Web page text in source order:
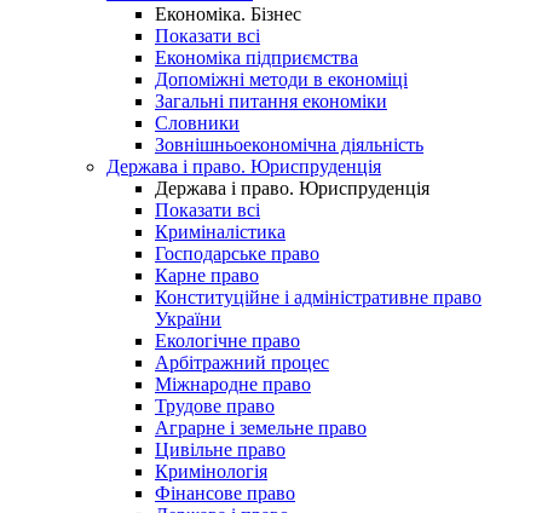
Економіка. Бізнес
Показати всі
Економіка підприємства
Допоміжні методи в економіці
Загальні питання економіки
Словники
Зовнішньоекономічна діяльність
Держава і право. Юриспруденція
Держава і право. Юриспруденція
Показати всі
Криміналістика
Господарське право
Карне право
Конституційне і адміністративне право
України
Екологічне право
Арбітражний процес
Міжнародне право
Трудове право
Аграрне і земельне право
Цивільне право
Кримінологія
Фінансове право